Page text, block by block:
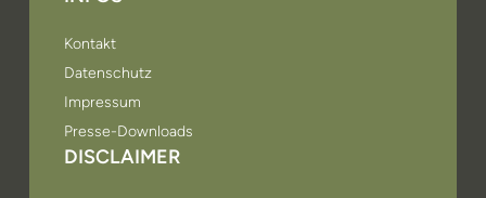
Kontakt
Datenschutz
Impressum
Presse-Downloads
DISCLAIMER